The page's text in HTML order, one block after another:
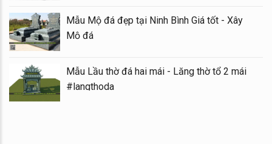
Mẫu Mộ đá đẹp tại Ninh Bình Giá tốt - Xây
Mộ đá
Mẫu Lầu thờ đá hai mái - Lăng thờ tổ 2 mái
#langthoda